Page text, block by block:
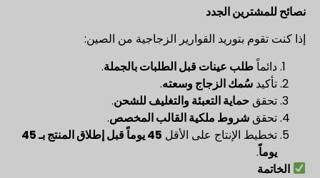
نصائح للمشترين الجدد
إذا كنت تقوم بتوريد القوارير الزجاجية من الصين:
دائماًطلب عينات قبل الطلبات بالجملة.
تأكيد سُمك الزجاج وسعته.
تحقق حماية التعبئة والتغليف للشحن.
تحقق شروط ملكية القالب المخصص.
تخطيط الإنتاج على الأقل
45 يوماً قبل إطلاق المنتج بـ 45
يوماً.
الخاتمة